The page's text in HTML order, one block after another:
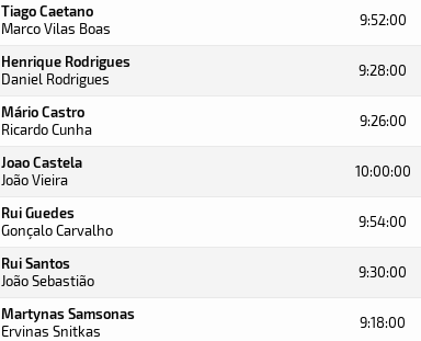
Tiago Caetano
Marco Vilas Boas 9:52:00
Henrique Rodrigues
Daniel Rodrigues 9:28:00
Mário Castro
Ricardo Cunha 9:26:00
Joao Castela
João Vieira 10:00:00
Rui Guedes
Gonçalo Carvalho 9:54:00
Rui Santos
João Sebastião 9:30:00
Martynas Samsonas
Ervinas Snitkas 9:18:00